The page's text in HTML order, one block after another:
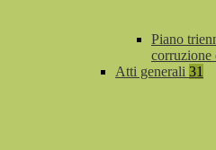
Piano
corruzione
Atti generali 31